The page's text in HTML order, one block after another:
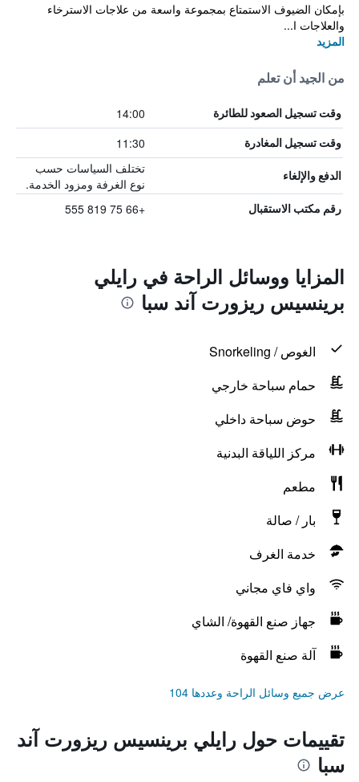
بإمكان الضيوف الاستمتاع بمجموعة واسعة من علاجات الاسترخاء
والعلاجات ا...
المزيد
من الجيد أن تعلم
وقت تسجيل الصعود للطائرة 14:00
وقت تسجيل المغادرة 11:30
الدفع والإلغاء
تختلف السياسات حسب
نوع الغرفة ومزود الخدمة.
رقم مكتب الاستقبال +66 75 819 555
المزايا ووسائل الراحة في رايلي
برينسيس ريزورت آند سبا
الغوص / Snorkeling
حمام سباحة خارجي
حوض سباحة داخلي
مركز اللياقة البدنية
مطعم
بار / صالة
خدمة الغرف
واي فاي مجاني
جهاز صنع القهوة/ الشاي
آلة صنع القهوة
عرض جميع وسائل الراحة وعددها 104
تقييمات حول رايلي برينسيس ريزورت آند
سبا